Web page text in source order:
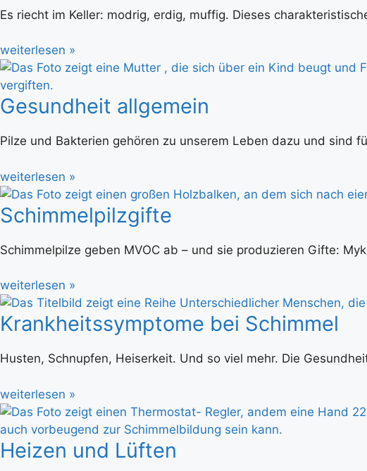
Es riecht im Keller: modrig, erdig, muffig. Dieses
weiterlesen »
Gesundheit allgemein
Pilze und Bakterien gehören zu unserem Leben dazu und sind
weiterlesen »
Schimmelpilzgifte
Schimmelpilze geben MVOC ab – und sie produzieren Gifte:
weiterlesen »
Krankheitssymptome bei Schimmel
Husten, Schnupfen, Heiserkeit. Und so viel mehr. Die
weiterlesen »
Heizen und Lüften